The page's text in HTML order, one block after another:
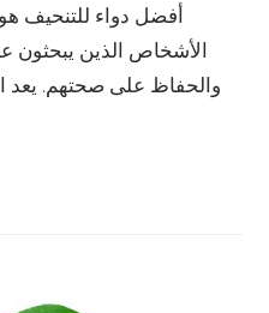
أفضل دواء للتنحيف
الأشخاص الذين يبحثون
والحفاظ على صحتهم. يعد